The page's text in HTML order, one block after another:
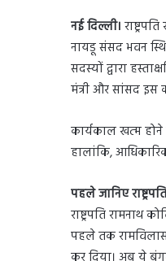
नई दिल्ली।
नायडू संसद भवन
सदस्यों द्वारा
मंत्री और सांसद इस
कार्यकाल खत्म होने
हालांकि,
पहले जानिए
राष्ट्रपति
पहले तक